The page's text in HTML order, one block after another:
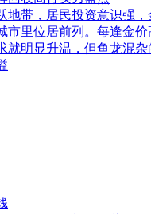
地带，居民投资意识强
市里位居前列。每逢金
就明显升温，但鱼龙混杂